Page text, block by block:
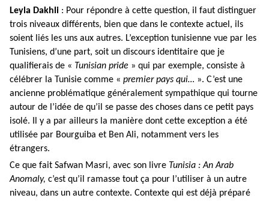
Leyla Dakhli : Pour répondre à cette question, il faut distinguer
trois niveaux différents, bien que dans le contexte actuel, ils
soient liés les uns aux autres. L’exception tunisienne vue par les
Tunisiens, d’une part, soit un discours identitaire que je
qualifierais de « Tunisian pride » qui par exemple, consiste à
célébrer la Tunisie comme « premier pays qui… ». C’est une
ancienne problématique généralement sympathique qui tourne
autour de l’idée de qu’il se passe des choses dans ce petit pays
isolé. Il y a par ailleurs la manière dont cette exception a été
utilisée par Bourguiba et Ben Ali, notamment vers les
étrangers.
Ce que fait Safwan Masri, avec son livre Tunisia : An Arab
Anomaly, c’est qu’il ramasse tout ça pour l’utiliser à un autre
niveau, dans un autre contexte. Contexte qui est déjà préparé